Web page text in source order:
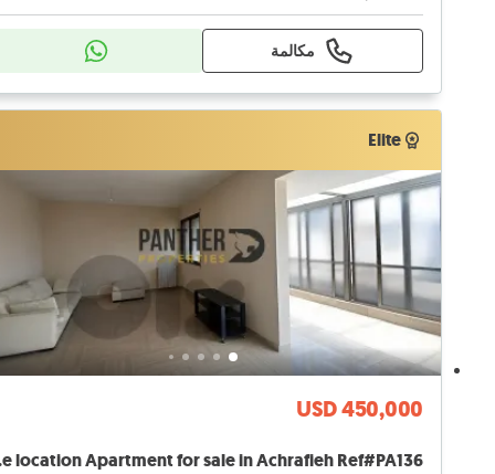
مكالمة
Elite
Elite
USD 450,000